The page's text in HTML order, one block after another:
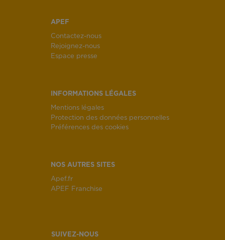
APEF
Contactez-nous
Rejoignez-nous
Espace presse
INFORMATIONS LÉGALES
Mentions légales
Protection des données personnelles
Préférences des cookies
NOS AUTRES SITES
Apef.fr
APEF Franchise
SUIVEZ-NOUS